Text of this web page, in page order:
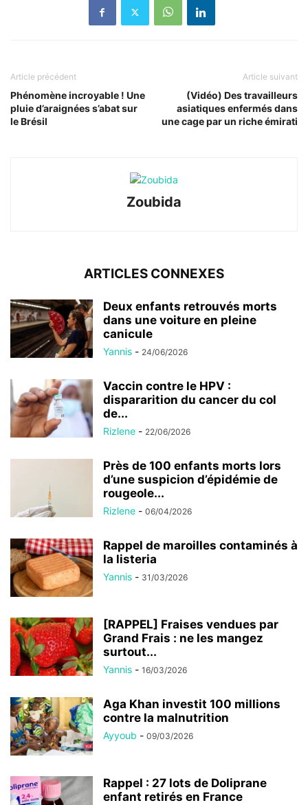
Article précédent
Phénomène incroyable ! Une
pluie d’araignées s’abat sur
le Brésil
Article suivant
(Vidéo) Des travailleurs
asiatiques enfermés dans
une cage par un riche émirati
Zoubida
ARTICLES CONNEXES
Deux enfants retrouvés morts
dans une voiture en pleine
canicule
Yannis - 24/06/2026
Vaccin contre le HPV :
dispararition du cancer du col
de...
Rizlene - 22/06/2026
Près de 100 enfants morts lors
d’une suspicion d’épidémie de
rougeole...
Rizlene - 06/04/2026
Rappel de maroilles contaminés à
la listeria
Yannis - 31/03/2026
[RAPPEL] Fraises vendues par
Grand Frais : ne les mangez
surtout...
Yannis - 16/03/2026
Aga Khan investit 100 millions
contre la malnutrition
Ayyoub - 09/03/2026
Rappel : 27 lots de Doliprane
enfant retirés en France